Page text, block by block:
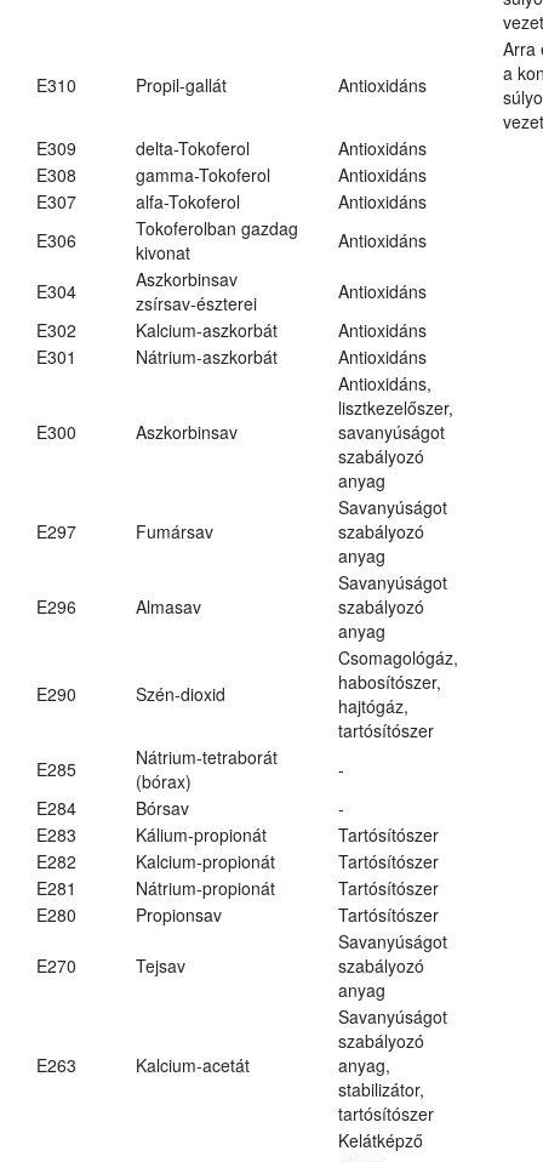
E310 Propil-gallát Antioxidáns
Arra
a
E309
delta-Tokoferol
Antioxidáns
E308
gamma-Tokoferol
Antioxidáns
E307
alfa-Tokoferol
Antioxidáns
E306
Tokoferolban gazdag
kivonat
Antioxidáns
E304
Aszkorbinsav
zsírsav-észterei
Antioxidáns
E302
Kalcium-aszkorbát
Antioxidáns
E301
Nátrium-aszkorbát Antioxidáns
E300 Aszkorbinsav
Antioxidáns,
lisztkezelőszer,
savanyúságot
szabályozó
anyag
E297 Fumársav
Savanyúságot
szabályozó
anyag
E296 Almasav
Savanyúságot
szabályozó
anyag
E290 Szén-dioxid
Csomagológáz,
habosítószer,
hajtógáz,
tartósítószer
E285
Nátrium-tetraborát
(bórax)
-
E284
Bórsav
-
E283
Kálium-propionát
Tartósítószer
E282
Kalcium-propionát
Tartósítószer
E281
Nátrium-propionát
Tartósítószer
E280
Propionsav Tartósítószer
E270 Tejsav
Savanyúságot
szabályozó
anyag
E263 Kalcium-acetát
Savanyúságot
szabályozó
anyag,
stabilizátor,
tartósítószer
Kelátképző